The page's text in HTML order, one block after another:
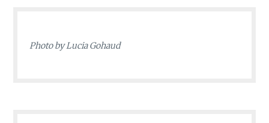
Photo byLucia Gohaud